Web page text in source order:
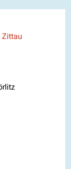
Zittau